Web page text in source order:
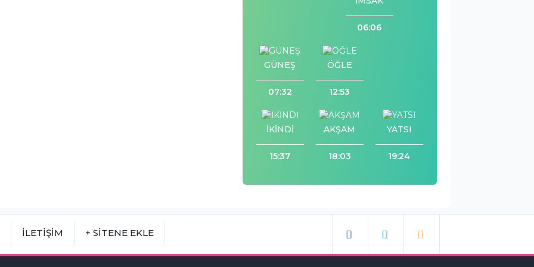
06:06
GÜNEŞ
07:32
ÖĞLE
12:53
İKİNDİ
15:37
AKŞAM
18:03
YATSI
19:24
İLETİŞİM + SİTENE EKLE